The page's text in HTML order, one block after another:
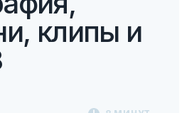
клипы и